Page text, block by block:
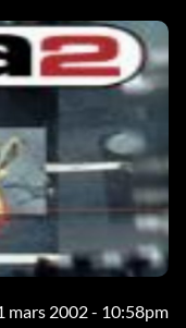
mars 2002 - 10:58pm